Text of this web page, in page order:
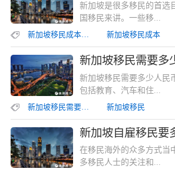
新加坡是很多移民的首选
国移民来讲。一些移...
新加坡移民成本是多少
新加坡移民成本
新加坡移民需要多少人民
包括教育、汽车和住...
新加坡移民
在移民海外的众多方式当
多移民人士的关注和...